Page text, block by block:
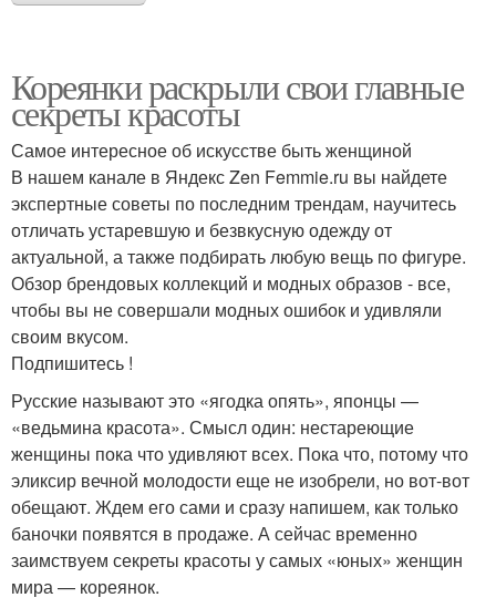
Кореянки раскрыли свои главные
секреты красоты
Самое интересное об искусстве быть женщиной
В нашем канале в Яндекс Zen Femmie.ru вы найдете
экспертные советы по последним трендам, научитесь
отличать устаревшую и безвкусную одежду от
актуальной, а также подбирать любую вещь по фигуре.
Обзор брендовых коллекций и модных образов - все,
чтобы вы не совершали модных ошибок и удивляли
своим вкусом.
Подпишитесь !
Русские называют это «ягодка опять», японцы —
«ведьмина красота». Смысл один: нестареющие
женщины пока что удивляют всех. Пока что, потому что
эликсир вечной молодости еще не изобрели, но вот-вот
обещают. Ждем его сами и сразу напишем, как только
баночки появятся в продаже. А сейчас временно
заимствуем секреты красоты у самых «юных» женщин
мира — кореянок.